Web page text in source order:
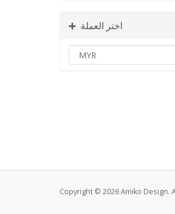
اختر العملة
Copyright © 2026 Amiko Design.